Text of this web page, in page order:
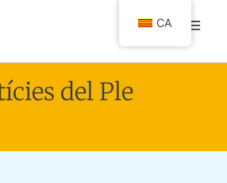
del Ple
CA